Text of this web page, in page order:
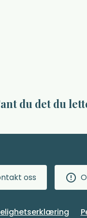
du det du
oss